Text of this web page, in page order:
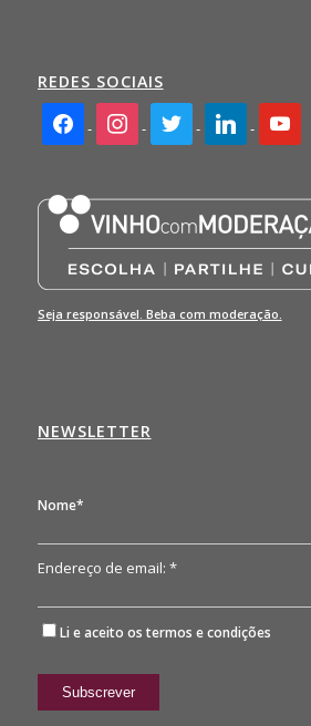
REDES SOCIAIS
facebook2instagramtwitter linkedin youtube
Seja responsável. Beba com moderação.
NEWSLETTER
Nome*
Endereço de email: *
Li e aceito os termos e condições